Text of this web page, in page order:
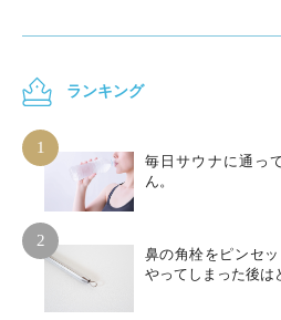
ランキング
1
毎日サウナに通っ
ん。
2
鼻の角栓をピンセ
やってしまった後は